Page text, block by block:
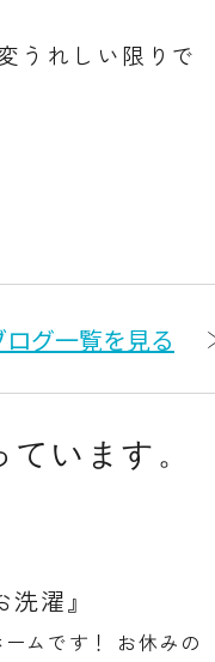
うれしい限りで
グ一覧を見る
います。
濯』
ムです！ お休みの